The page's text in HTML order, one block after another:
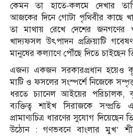
কেমন তা হাতে-কলমে দেখার
আজকের দিনে গোটা পৃথিবীর কাছে
তা মাথায় রেখে দেশের জনগণের
খাদ্যফসল উৎপাদন প্রক্রিয়াটি
মানুষের কল্যাণে পৌঁছে দিতে চাইছেন
এজন্য একজন সরকারপ্রধান হয়েও
মাটি ও ফসলের সংস্পর্শে নিজেকে
ধরতে চ্যানেল আইয়ের পরিচালক,
ব্যক্তিত্ব শাইখ সিরাজকে সম্প্রতি
প্রামাণ্যচিত্র ধারণের সুযোগ দিয়েছেন
উঠোন : গণভবনে বাংলার মুখ’